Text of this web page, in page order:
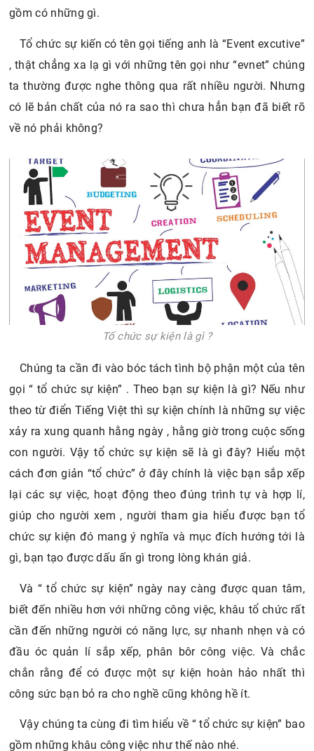
gồm có những gì.
Tổ chức sự kiến có tên gọi tiếng anh là “Event excutive”
, thật chẳng xa lạ gì với những tên gọi như “evnet” chúng
ta thường được nghe thông qua rất nhiều người. Nhưng
có lẽ bản chất của nó ra sao thì chưa hẳn bạn đã biết rõ
về nó phải không?
Tố chức sự kiện là gì ?
Chúng ta cần đi vào bóc tách tình bộ phận một của tên
gọi “ tổ chức sự kiện” . Theo bạn sự kiện là gì? Nếu như
theo từ điển Tiếng Việt thì sự kiện chính là những sự việc
xảy ra xung quanh hằng ngày , hằng giờ trong cuộc sống
con người. Vậy tổ chức sự kiện sẽ là gì đây? Hiểu một
cách đơn giản “tổ chức” ở đây chính là việc bạn sắp xếp
lại các sự việc, hoạt động theo đúng trình tự và hợp lí,
giúp cho người xem , người tham gia hiểu được bạn tổ
chức sự kiện đó mang ý nghĩa và mục đích hướng tới là
gì, bạn tạo được dấu ấn gì trong lòng khán giả.
Và “ tổ chức sự kiện” ngày nay càng được quan tâm,
biết đến nhiều hơn với những công việc, khâu tổ chức rất
cần đến những người có năng lực, sự nhanh nhẹn và có
đầu óc quản lí sắp xếp, phân bôr công việc. Và chắc
chắn rằng để có được một sự kiện hoàn hảo nhất thì
công sức bạn bỏ ra cho nghề cũng không hề ít.
Vậy chúng ta cùng đi tìm hiểu về “ tổ chức sự kiện” bao
gồm những khâu công việc như thế nào nhé.